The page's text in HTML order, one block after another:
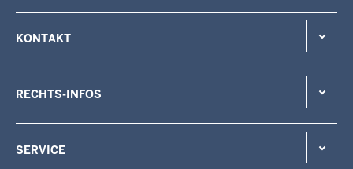
KONTAKT
RECHTS-INFOS
SERVICE